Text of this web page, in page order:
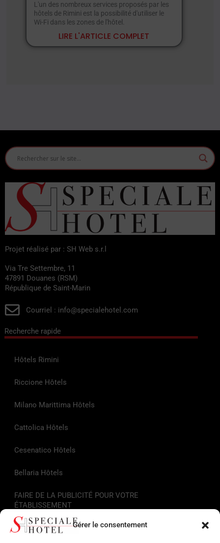
Gérer le consentement
L'un des nombreux services proposés par les
hôtels de Rimini est la possibilité d'utiliser le
Wi-Fi dans les zones de l'hôtel.
LIRE L'ARTICLE COMPLET
Projet réalisé par : SH Web s.r.l
Via Tre Settembre, 11
47891 Douanes (RSM)
République de Saint-Marin
Courriel : info@specialehotel.com
Recherche rapide
Hôtels Rimini
Riccione Hôtels
Milano Marittima Hôtels
Cattolica Hôtels
Cesenatico Hôtels
Bellaria Hôtels
FAIRE DE LA PUBLICITÉ POUR VOTRE
ÉTABLISSEMENT
Liens utiles